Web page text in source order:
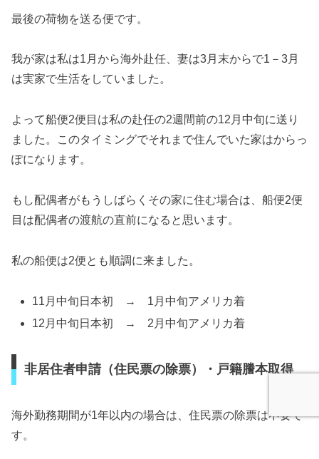
最後の荷物を送る便です。
我が家は私は1月から海外赴任、妻は3月末からで1－3月
は実家で生活をしていました。
よって船便2便目は私の赴任の2週間前の12月中旬に送り
ました。このタイミングでそれまで住んでいた家はからっ
ぽになります。
もし配偶者がもうしばらくその家に住む場合は、船便2便
目は配偶者の渡航の直前になると思います。
私の船便は2便とも順調に来ました。
11月中旬日本初 → 1月中旬アメリカ着
12月中旬日本初 → 2月中旬アメリカ着
非居住者申請（住民票の除票）・戸籍謄本取得
海外勤務期間が1年以内の場合は、住民票の除票は不要で
す。